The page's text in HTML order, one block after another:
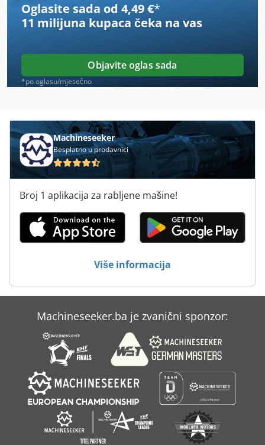
Ahlmann Az 150
Almi Al 33
Alu
Alzmetall Ab
Ammann Ac 110
Ammann Ac 70
Ammann Acr 68
Ammann Ar 65
Ammann Av 110 X
Dmu 80 Evo
Dmu 80 T
Ihi 80 Nx
Oglasite sada od 4,49 €*
11 milijuna kupaca čeka na vas
Objavite oglas sada
*po oglasu/mjesečno
Machineseeker
Besplatno u prodavnici
Broj 1 aplikacija za rabljene mašine!
Više informacija
Machineseeker.ba je zvanični sponzor: